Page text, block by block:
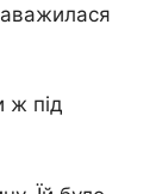
ж під